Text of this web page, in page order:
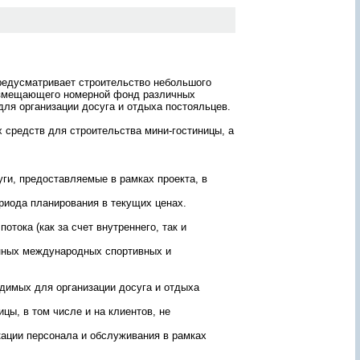
ё
а
строительство небольшого
номерной фонд различных
организации досуга и отдыха постояльцев.
для строительства мини-гостиницы, а
предоставляемые в рамках проекта, в
планирования в текущих ценах.
(как за счет внутреннего, так и
международных спортивных и
для организации досуга и отдыха
в том числе и на клиентов, не
персонала и обслуживания в рамках